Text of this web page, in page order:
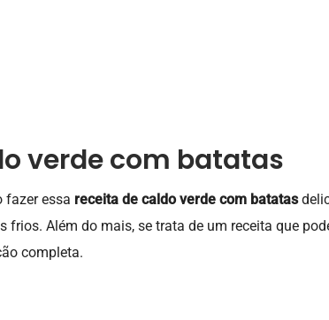
verde com batatas
fazer essa receita de caldo verde com batatas
frios. Além do mais, se trata de um receita que
completa.